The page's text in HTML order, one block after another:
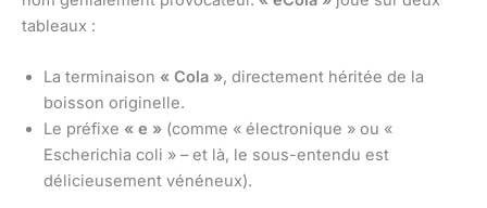
tableaux :
La terminaison « Cola », directement héritée de la
boisson originelle.
Le préfixe « e » (comme « électronique » ou «
Escherichia coli » – et là, le sous-entendu est
délicieusement vénéneux).